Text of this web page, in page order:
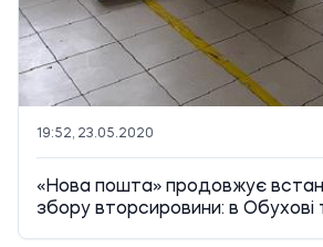
19:52, 23.05.2020
«Нова пошта» продовжує
збору вторсировини: в Обухові